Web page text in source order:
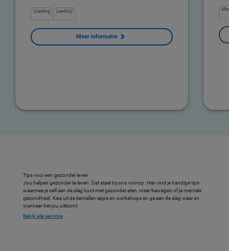
Voeding Leefstijl
Meer informatie
Tips voor een gezonder leven
Jou helpen gezonder te leven. Dat staat bij ons voorop. Hier vind je handige tips
waarmee je zelf aan de slag kunt met gezonder eten, meer bewegen of je mentale
gezondheid. Kies uit de tientallen apps en workshops en ga aan de slag waar en
wanneer het jou uitkomt.
Bekijk alle services